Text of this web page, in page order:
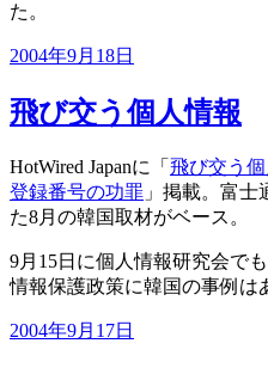
た。
投
日:
2004年9月18日
飛び交う個人情報
HotWired Japanに「 飛び交う
登録番号の功罪 」掲載。富士
た8月の韓国取材がベース。
9月15日に個人情報研究会で
情報保護政策に韓国の事例は
投
2004年9月17日